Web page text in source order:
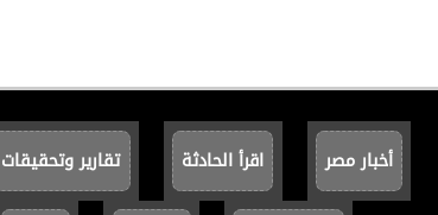
أخبار مصر اقرأ الحادثة تقارير وتحقيقات